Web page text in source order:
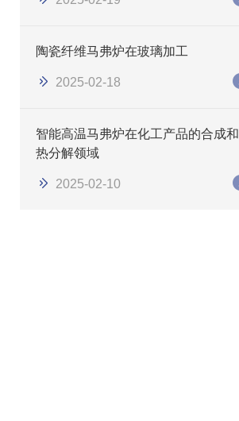
陶瓷纤维马弗炉在玻璃加工
2025-02-18
智能高温马弗炉在化工产品的合成和
热分解领域
2025-02-10